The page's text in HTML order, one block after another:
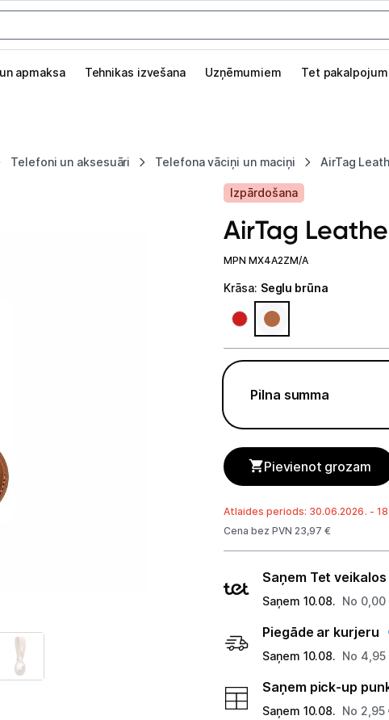
apmaksa Tehnikas izvešana Uzņēmumiem Tet
Telefoni un aksesuāri Telefona vāciņi un maciņi AirTag
Pieslēgties
Izvēlies kāroto ierīci izdevīgāk!
Telefoni, planšetdatori
Telefoni un aksesuāri
Telefona vāciņi un maciņi
Akumulatori (Power bank)
Lādētāji, kabeļi un adapteri
Izpārdošana
AirTag
MPN MX4A2ZM/A
Krāsa: Seglu brūna
Pilna summa
Pievienot grozam
Atlaides periods: 30.06.2026. -
Cena bez PVN 23,97 €
Piegādes
veidi
Saņem Tet veikalos
Saņem 10.08. No 0,00
Piegāde ar kurjeru
Saņem 10.08. No 4,95
Saņem pick-up
Saņem 10.08. No 2,95